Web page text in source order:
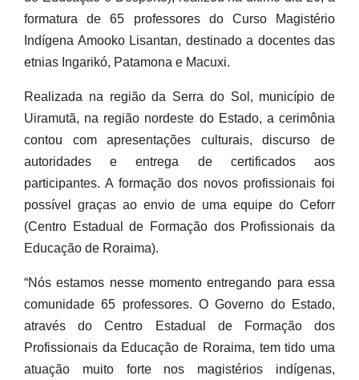
formatura de 65 professores do Curso Magistério
Indígena Amooko Lisantan, destinado a docentes das
etnias Ingarikó, Patamona e Macuxi.
Realizada na região da Serra do Sol, município de
Uiramutã, na região nordeste do Estado, a cerimônia
contou com apresentações culturais, discurso de
autoridades e entrega de certificados aos
participantes. A formação dos novos profissionais foi
possível graças ao envio de uma equipe do Ceforr
(Centro Estadual de Formação dos Profissionais da
Educação de Roraima).
“Nós estamos nesse momento entregando para essa
comunidade 65 professores. O Governo do Estado,
através do Centro Estadual de Formação dos
Profissionais da Educação de Roraima, tem tido uma
atuação muito forte nos magistérios indígenas,